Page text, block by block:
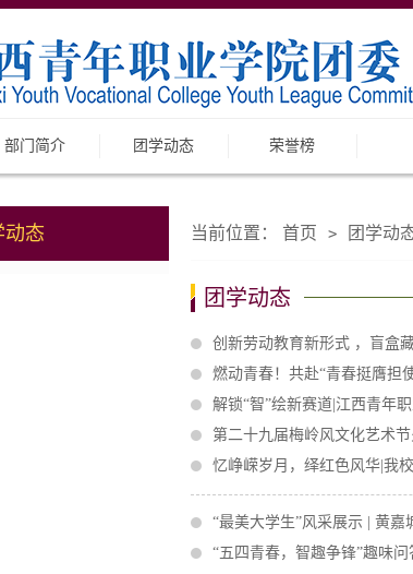
部门简介 团学动态 荣誉榜
动态 当前位置： 首页 > 团学动
团学动态
创新劳动教育新形式 ，盲盒
燃动青春！共赴“青春挺膺担
解锁“智”绘新赛道|江西青年
第二十九届梅岭风文化艺术
忆峥嵘岁月，绎红色风华|我
“最美大学生”风采展示 | 黄嘉
“五四青春，智趣争锋”趣味